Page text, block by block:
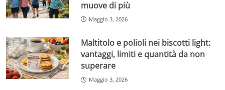
muove di più
Maggio 3, 2026
Maltitolo e polioli nei biscotti light:
vantaggi, limiti e quantità da non
superare
Maggio 3, 2026